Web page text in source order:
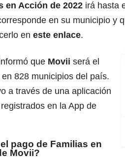
en Acción de 2022 irá hasta
en su municipio y
en este enlace.
que Movii será el
828 municipios del país.
a través de una aplicación
en la App de
pago de Familias en
Movii?